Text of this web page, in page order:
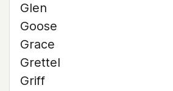
Glen
Goose
Grace
Grettel
Griff